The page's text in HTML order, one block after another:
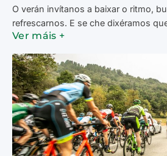
O verán invítanos a baixar o ritmo,
refrescarnos. E se che dixéramos
Ver máis +